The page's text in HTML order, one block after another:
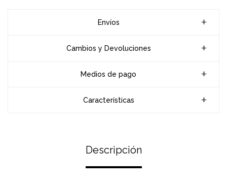
Envíos
Cambios y Devoluciones
Medios de pago
Características
Descripción